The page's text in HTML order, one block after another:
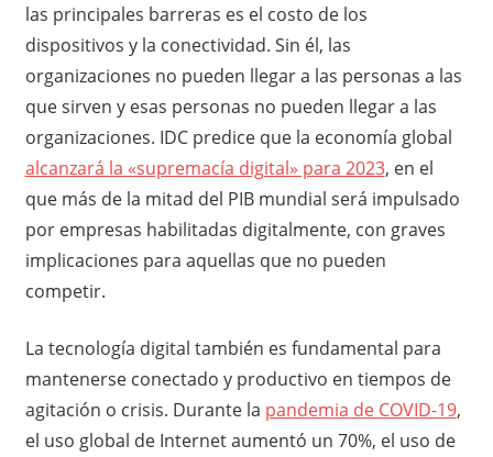
las principales barreras es el costo de los
dispositivos y la conectividad. Sin él, las
organizaciones no pueden llegar a las personas a las
que sirven y esas personas no pueden llegar a las
organizaciones. IDC predice que la economía global
alcanzará la «supremacía digital» para 2023, en el
que más de la mitad del PIB mundial será impulsado
por empresas habilitadas digitalmente, con graves
implicaciones para aquellas que no pueden
competir.
La tecnología digital también es fundamental para
mantenerse conectado y productivo en tiempos de
agitación o crisis. Durante la pandemia de COVID-19,
el uso global de Internet aumentó un 70%, el uso de